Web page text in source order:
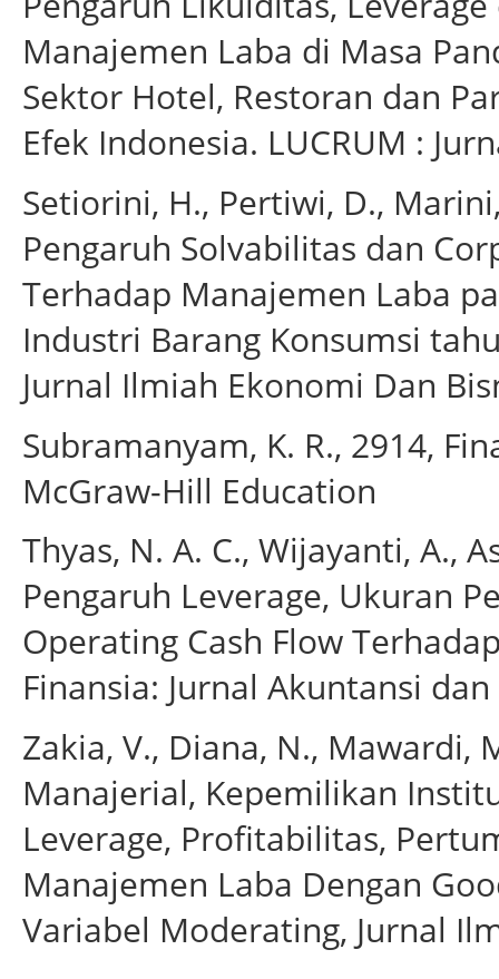
Manajemen Laba di Masa
Sektor Hotel, Restoran dan
Efek Indonesia. LUCRUM :
Setiorini, H., Pertiwi, D.,
Pengaruh Solvabilitas dan
Terhadap Manajemen Laba
Industri Barang Konsumsi
Jurnal Ilmiah Ekonomi Dan
Subramanyam, K. R., 2914,
McGraw-Hill Education
Thyas, N. A. C., Wijayanti, A.,
Pengaruh Leverage, Ukuran
Operating Cash Flow
Finansia: Jurnal Akuntansi
Zakia, V., Diana, N., Mawardi,
Manajerial, Kepemilikan
Leverage, Profitabilitas,
Manajemen Laba Dengan
Variabel Moderating, Jurnal